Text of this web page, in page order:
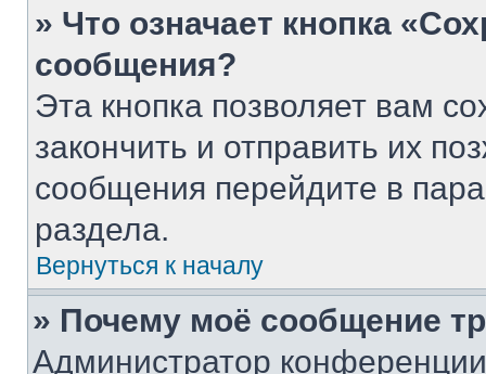
» Что означает кнопка
сообщения?
Эта кнопка позволяет вам
закончить и отправить их
сообщения перейдите в
раздела.
Вернуться к началу
» Почему моё сообщение
Администратор